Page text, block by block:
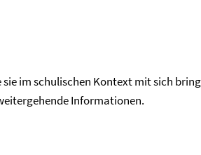
im schulischen Kontext mit sich
Informationen.